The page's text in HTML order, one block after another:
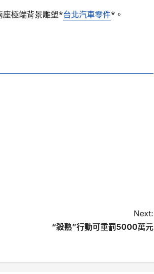
座極端背景雕塑*台北汽車零件*。
Next:
“殺熟”行動可重罰5000萬元